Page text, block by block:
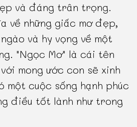
và đáng trân trọng.
về những giấc mơ đẹp,
và hy vọng về một
"Ngọc Mơ" là cái tên
mong ước con sẽ xinh
một cuộc sống hạnh phúc
điều tốt lành như trong